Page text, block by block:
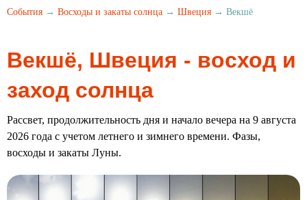
События → Восходы и закаты солнца → Швеция → Векшё
Векшё, Швеция - восход и
заход солнца
Рассвет, продолжительность дня и начало вечера на 9 августа
2026 года с учетом летнего и зимнего времени. Фазы,
восходы и закаты Луны.